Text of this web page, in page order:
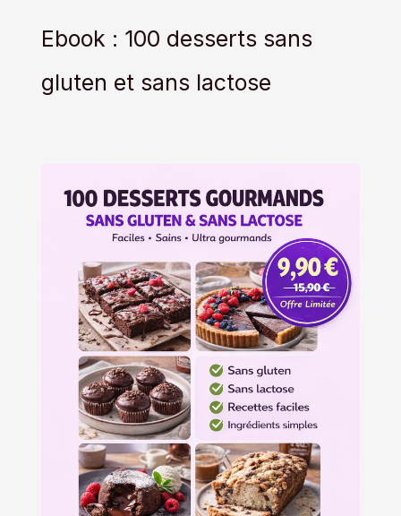
Ebook : 100 desserts sans
gluten et sans lactose